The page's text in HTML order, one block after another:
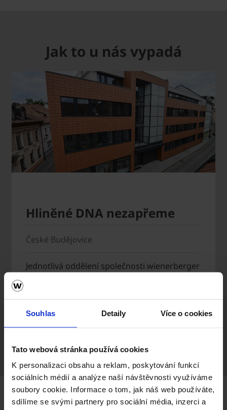
Souhlas Detaily Více o cookies
Tato webová stránka používá cookies
K personalizaci obsahu a reklam, poskytování funkcí
sociálních médií a analýze naší návštěvnosti využíváme
soubory cookie. Informace o tom, jak náš web používáte,
sdílíme se svými partnery pro sociální média, inzerci a
Jak to u nás vypadá
Hliněné DNA nezapřeme
České Budějovice
Jednotlivá oddělení společnosti wienerberger
Kanceláře máme ale i v dalších lokalitách.